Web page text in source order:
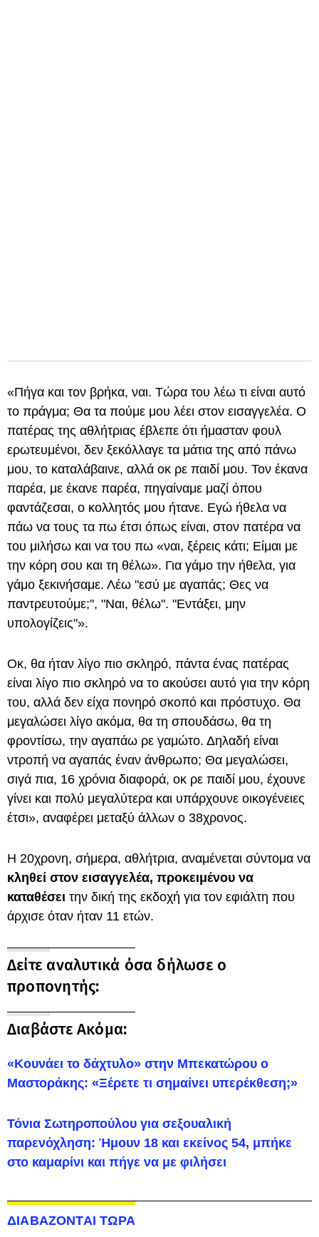
«Πήγα και τον βρήκα, ναι. Τώρα του λέω τι είναι αυτό
το πράγμα; Θα τα πούμε μου λέει στον εισαγγελέα. Ο
πατέρας της αθλήτριας έβλεπε ότι ήμασταν φουλ
ερωτευμένοι, δεν ξεκόλλαγε τα μάτια της από πάνω
μου, το καταλάβαινε, αλλά οκ ρε παιδί μου. Τον έκανα
παρέα, με έκανε παρέα, πηγαίναμε μαζί όπου
φαντάζεσαι, ο κολλητός μου ήτανε. Εγώ ήθελα να
πάω να τους τα πω έτσι όπως είναι, στον πατέρα να
του μιλήσω και να του πω «ναι, ξέρεις κάτι; Είμαι με
την κόρη σου και τη θέλω». Για γάμο την ήθελα, για
γάμο ξεκινήσαμε. Λέω "εσύ με αγαπάς; Θες να
παντρευτούμε;", "Ναι, θέλω". "Εντάξει, μην
υπολογίζεις"».
Οκ, θα ήταν λίγο πιο σκληρό, πάντα ένας πατέρας
είναι λίγο πιο σκληρό να το ακούσει αυτό για την κόρη
του, αλλά δεν είχα πονηρό σκοπό και πρόστυχο. Θα
μεγαλώσει λίγο ακόμα, θα τη σπουδάσω, θα τη
φροντίσω, την αγαπάω ρε γαμώτο. Δηλαδή είναι
ντροπή να αγαπάς έναν άνθρωπο; Θα μεγαλώσει,
σιγά πια, 16 χρόνια διαφορά, οκ ρε παιδί μου, έχουνε
γίνει και πολύ μεγαλύτερα και υπάρχουνε οικογένειες
έτσι», αναφέρει μεταξύ άλλων ο 38χρονος.
Η 20χρονη, σήμερα, αθλήτρια, αναμένεται σύντομα να
κληθεί στον εισαγγελέα, προκειμένου να
καταθέσει την δική της εκδοχή για τον εφιάλτη που
άρχισε όταν ήταν 11 ετών.
Δείτε αναλυτικά όσα δήλωσε ο
προπονητής:
Διαβάστε Ακόμα:
«Κουνάει το δάχτυλο» στην Μπεκατώρου ο
Μαστοράκης: «Ξέρετε τι σημαίνει υπερέκθεση;»
Τόνια Σωτηροπούλου για σεξουαλική
παρενόχληση: Ήμουν 18 και εκείνος 54, μπήκε
στο καμαρίνι και πήγε να με φιλήσει
ΔΙΑΒΑΖΟΝΤΑΙ ΤΩΡΑ